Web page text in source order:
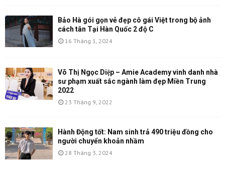
Bảo Hà gói gọn vẻ đẹp cô gái Việt trong bộ ảnh
cách tân Tại Hàn Quốc 2 độ C
16 Tháng 1, 2024
Võ Thị Ngọc Diệp – Amie Academy vinh danh nhà
sư phạm xuất sắc ngành làm đẹp Miền Trung
2022
23 Tháng 9, 2022
Hành Động tốt: Nam sinh trả 490 triệu đồng cho
người chuyển khoản nhầm
28 Tháng 3, 2024